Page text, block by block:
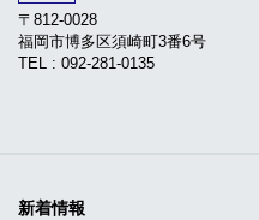
〒812-0028
福岡市博多区須崎町3番6号
TEL : 092-281-0135
新着情報